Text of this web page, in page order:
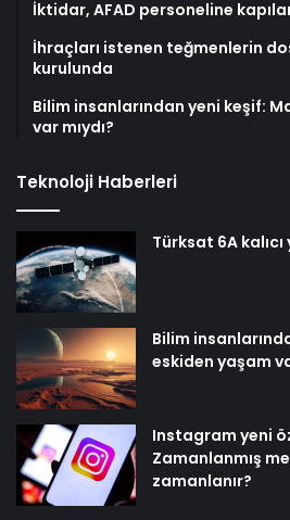
İktidar, AFAD personeline
İhraçları istenen teğmenlerin
kurulunda
Bilim insanlarından yeni keşif:
var mıydı?
Teknoloji Haberleri
Türksat 6A
Bilim
eskiden yaşam
Instagram yeni
Zamanlanmış
zamanlanır?